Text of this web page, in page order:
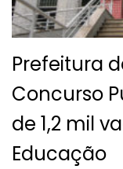
Prefeitura
Concurso
de 1,2 mil
Educação